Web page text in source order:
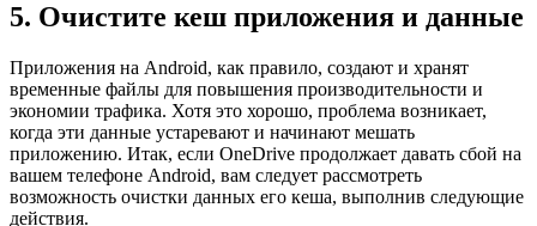
5. Очистите кеш приложения и данные
Приложения на Android, как правило, создают и хранят
временные файлы для повышения производительности и
экономии трафика. Хотя это хорошо, проблема возникает,
когда эти данные устаревают и начинают мешать
приложению. Итак, если OneDrive продолжает давать сбой на
вашем телефоне Android, вам следует рассмотреть
возможность очистки данных его кеша, выполнив следующие
действия.